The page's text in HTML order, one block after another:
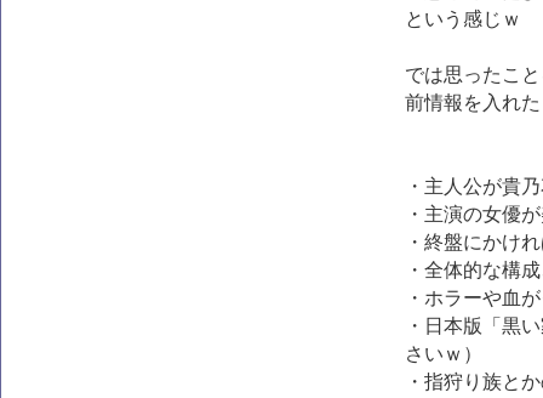
という感じｗ
では思ったこ
前情報を入れ
・主人公が貴
・主演の女優
・終盤にかけ
・全体的な構
・ホラーや血
・日本版「黒
さいｗ）
・指狩り族と